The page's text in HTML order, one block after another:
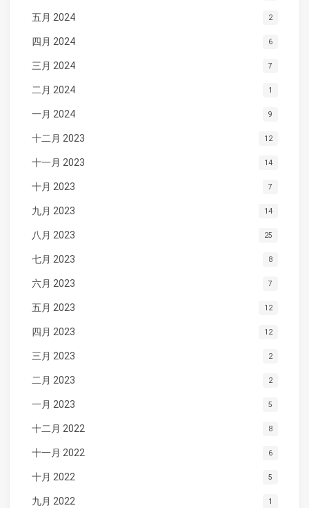
五月 2024 2
四月 2024 6
三月 2024 7
二月 2024 1
一月 2024 9
十二月 2023 12
十一月 2023 14
十月 2023 7
九月 2023 14
八月 2023 25
七月 2023 8
六月 2023 7
五月 2023 12
四月 2023 12
三月 2023 2
二月 2023 2
一月 2023 5
十二月 2022 8
十一月 2022 6
十月 2022 5
九月 2022 1